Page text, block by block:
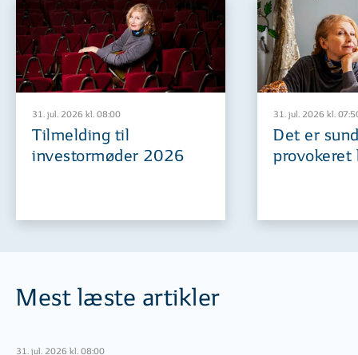
31. jul. 2026 kl. 08:00
Tilmelding til
investormøder 2026
31. jul. 2026 kl.
Det er
provokeret
Mest læste artikler
31. jul. 2026 kl. 08:00